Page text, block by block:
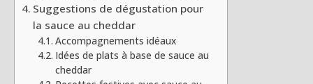
Suggestions de dégustation pour
la sauce au cheddar
Accompagnements idéaux
Idées de plats à base de sauce au
cheddar